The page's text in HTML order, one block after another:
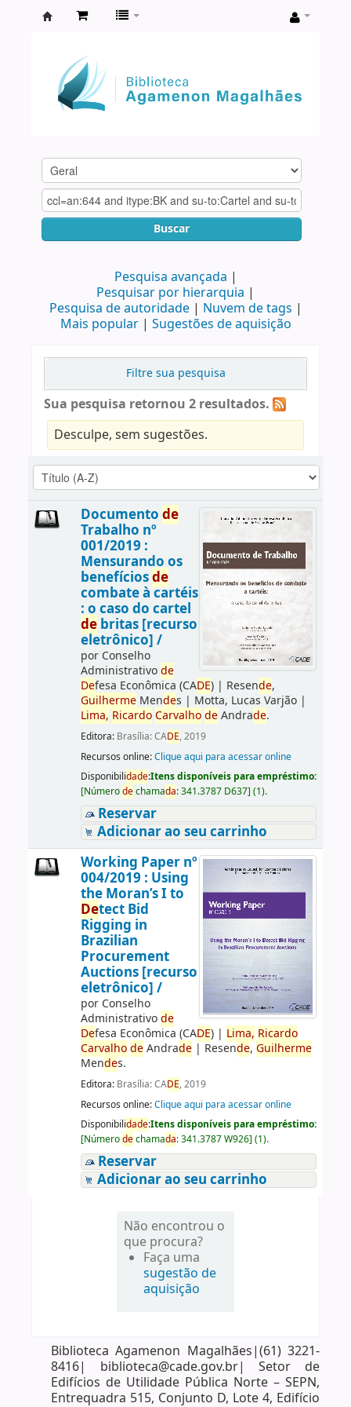
Agamenon
Magalhães
Buscar
Pesquisa avançada
Pesquisar por hierarquia
Pesquisa de autoridade
Nuvem de tags
Mais popular
Sugestões de aquisição
Filtre sua pesquisa
Sua pesquisa retornou 2 resultados.
Desculpe, sem sugestões.
Documento de
Trabalho nº
001/2019 :
Mensurando os
benefíciosde
combate à cartéis
: o caso do cartel
debritas [recurso
eletrônico] /
por Conselho
Administrativode
Defesa Econômica (CADE)| Resende,
GuilhermeMendes | Motta, Lucas Varjão|
Lima, Ricardo Carvalho deAndrade.
Editora: Brasília: CADE, 2019
Recursos online:Clique aqui para acessar online
Disponibilidade:Itens disponíveis para empréstimo:
[Númerodechamada:341.3787 D637] (1).
Reservar
Adicionar ao seu carrinho
Working Paper nº
004/2019 : Using
the Moran’s I to
Detect Bid
Rigging in
Brazilian
Procurement
Auctions [recurso
eletrônico] /
por Conselho
Administrativode
Defesa Econômica (CADE)| Lima, Ricardo
Carvalho deAndrade| Resende, Guilherme
Mendes.
Editora: Brasília: CADE, 2019
Recursos online:Clique aqui para acessar online
Disponibilidade:Itens disponíveis para empréstimo:
[Númerodechamada:341.3787 W926] (1).
Reservar
Adicionar ao seu carrinho
Não encontrou o
que procura?
Faça uma
sugestão de
aquisição
Biblioteca Agamenon Magalhães|(61) 3221-
8416| biblioteca@cade.gov.br| Setor de
Edifícios de Utilidade Pública Norte – SEPN,
Entrequadra 515, Conjunto D, Lote 4, Edifício